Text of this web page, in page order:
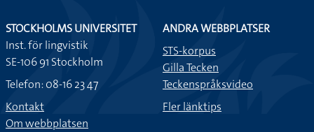
STOCKHOLMS UNIVERSITET
Inst. för lingvistik
SE-106 91 Stockholm
Telefon: 08-16 23 47
Kontakt
Om webbplatsen
ANDRA WEBBPLATSER
STS-korpus
Gilla Tecken
Teckenspråksvideo
Fler länktips